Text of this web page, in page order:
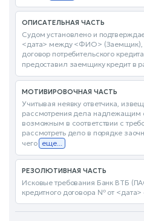
ОПИСАТЕЛЬНАЯ ЧАСТЬ
Судом установлено и
<дата> между <ФИО>
договор потребительского
предоставил заемщику кредит в
МОТИВИРОВОЧНАЯ ЧАСТЬ
Учитывая неявку ответчика,
рассмотрения дела надлежащим
возможным в соответствии с
рассмотреть дело в порядке
чего еще...
РЕЗОЛЮТИВНАЯ ЧАСТЬ
Исковые требования Банк ВТБ
кредитного договора № от <дата>